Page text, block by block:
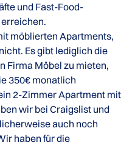
und Fast-Food-
möblierten Apartments,
Es gibt lediglich die
Firma Möbel zu mieten,
350€ monatlich
2-Zimmer Apartment mit
wir bei Craigslist und
auch noch
haben für die